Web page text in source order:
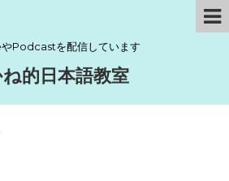
Podcastを配信しています
的日本語教室